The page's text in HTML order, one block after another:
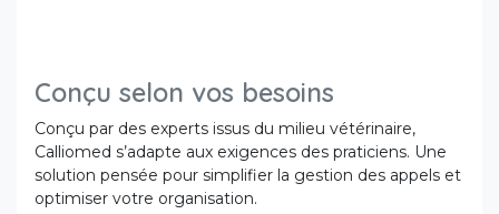
Conçu selon vos besoins
Conçu par des experts issus du milieu vétérinaire,
Calliomed s’adapte aux exigences des praticiens. Une
solution pensée pour simplifier la gestion des appels et
optimiser votre organisation.